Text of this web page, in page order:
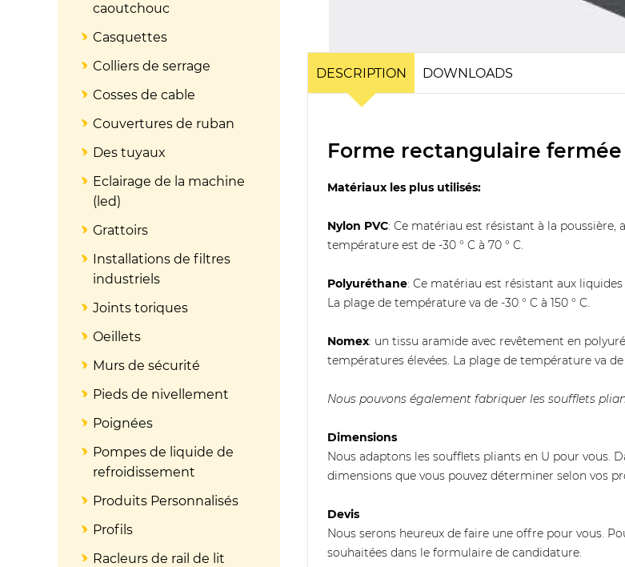
DESCRIPTION DOWNLOADS
Forme rectangulaire fermée
Matériaux les plus utilisés:
Nylon PVC: Ce matériau est résistant à la
température est de -30 ° C à 70 ° C.
Polyuréthane: Ce matériau est résistant aux
La plage de température va de -30 ° C à 150 ° C.
Nomex: un tissu aramide avec revêtement en
températures élevées. La plage de température va de
Nous pouvons également fabriquer les soufflets
Dimensions
Nous adaptons les soufflets pliants en U pour vous.
dimensions que vous pouvez déterminer selon vos
Devis
Nous serons heureux de faire une offre pour vous.
souhaitées dans le formulaire de candidature.
caoutchouc
Casquettes
Colliers de serrage
Cosses de cable
Couvertures de ruban
Des tuyaux
Eclairage de la machine
(led)
Grattoirs
Installations de filtres
industriels
Joints toriques
Oeillets
Murs de sécurité
Pieds de nivellement
Poignées
Pompes de liquide de
refroidissement
Produits Personnalisés
Profils
Racleurs de rail de lit